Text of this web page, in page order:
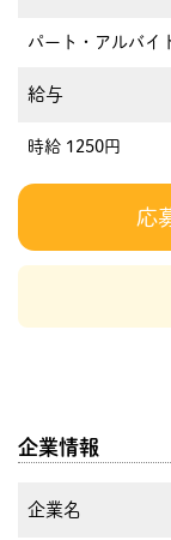
パート・アルバイ
給与
時給 1250円
応
企業情報
企業名